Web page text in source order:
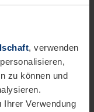
, verwenden
zu können und
Ihrer Verwendung